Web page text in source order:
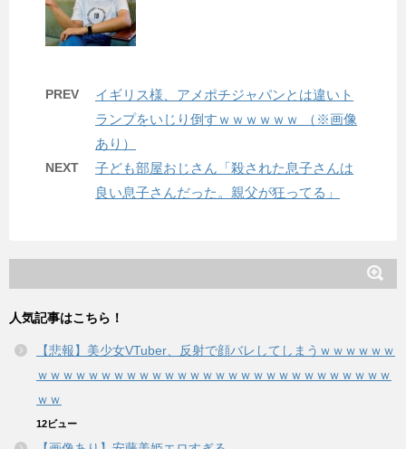
PREV
イギリス様、アメポチジャパンとは違いト
ランプをいじり倒すｗｗｗｗｗｗ （※画像
あり）
NEXT
子ども部屋おじさん「殺された息子さんは
良い息子さんだった。親父が狂ってる」
人気記事はこちら！
【悲報】美少女VTuber、反射で顔バレしてしまうｗｗｗｗｗｗ
ｗｗｗｗｗｗｗｗｗｗｗｗｗｗｗｗｗｗｗｗｗｗｗｗｗｗｗｗ
ｗｗ
12ビュー